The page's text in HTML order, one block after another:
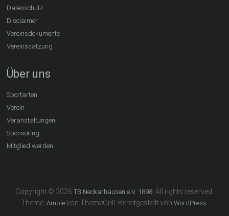
Datenschutz
Disclaimer
Vereinsdokumente
Vereinssatzung
Über uns
Sportarten
Verein
Veranstaltungen
Sponsoring
Mitglied werden
Copyright © 2026 TB Neckarhausen e.V. 1898. All rights reserved.
Theme: Amplevon ThemeGrill. Bereitgestellt von WordPress.